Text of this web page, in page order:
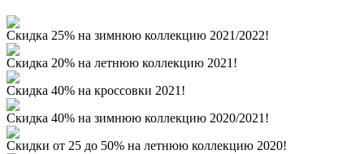
Скидка 25% на зимнюю коллекцию 2021/2022!
Скидка 20% на летнюю коллекцию 2021!
Скидка 40% на кроссовки 2021!
Скидка 40% на зимнюю коллекцию 2020/2021!
Скидки от 25 до 50% на летнюю коллекцию 2020!